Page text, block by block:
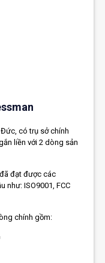
có trụ sở chính
liền với 2 dòng sản
đạt được các
như: ISO9001, FCC
chính gồm: